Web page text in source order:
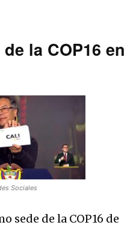
la COP16 en
Sociales
sede de la COP16 de